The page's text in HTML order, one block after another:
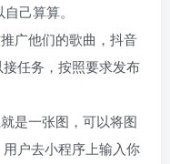
己算算。
广他们的歌曲，抖音
任务，按照要求发布
是一张图，可以将图
户去小程序上输入你